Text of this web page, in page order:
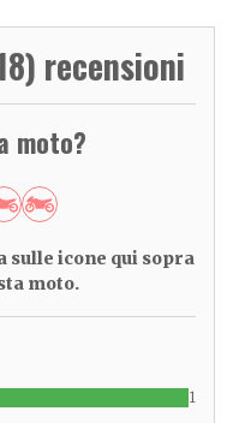
recensioni
moto?
sulle icone qui sopra
moto.
1